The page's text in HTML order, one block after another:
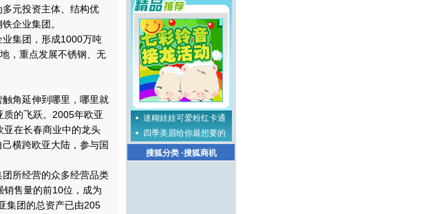
元投资主体、结构优
企业集团。
集团，形成1000万吨
，重点发展不锈钢、无
角延伸到哪里，哪里就
质的飞跃。2005年欧亚
亚在长春商业中的龙头
横跨欧亚大陆，参与国
所经营的众多经营品类
售量的前10位，成为
集团的总资产已由205
迷糊娃娃可爱粉红卡通
四季美眉给你最想要的
搜狐分类·搜狐商机